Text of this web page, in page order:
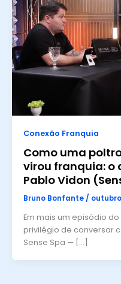
Conexão Franquia
Como uma
virou franquia: o
Pablo Vidon
Bruno Bonfante /
Em mais um episódio
privilégio de conversar
Sense Spa — […]